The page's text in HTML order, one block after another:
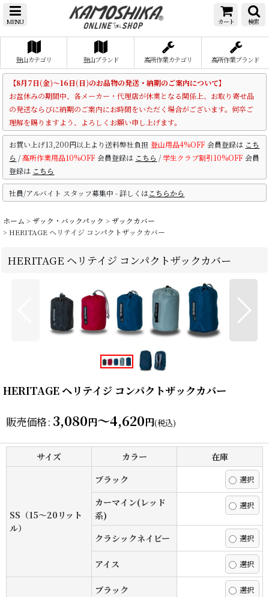
MENU カート 検索
登山カテゴリ 登山ブランド 高所作業カテゴリ 高所作業ブランド
【8月7日(金)～16日(日)のお品物の発送・納期のご案内について】
お盆休みの期間中、各メーカー・代理店が休業となる関係上、お取り寄せ品
の発送ならびに納期のご案内にお時間をいただく場合がございます。何卒ご
理解を賜りますよう、よろしくお願い申し上げます。
お買い上げ13,200円以上より送料弊社負担 登山用品4%OFF 会員登録は こち
ら /高所作業用品10%OFF 会員登録は こちら /学生クラブ割引10%OFF 会員
登録は こちら
社員/アルバイト スタッフ募集中 - 詳しくはこちらから
ホーム > ザック・バックパック > ザックカバー
> HERITAGE ヘリテイジ コンパクトザックカバー
HERITAGE ヘリテイジ コンパクトザックカバー
HERITAGE ヘリテイジ コンパクトザックカバー
販売価格: 3,080円～4,620円(税込)
サイズ カラー 在庫
SS（15〜20リット
ル）
ブラック
カーマイン(レッド
系)
クラシックネイビー
アイス
ブラック